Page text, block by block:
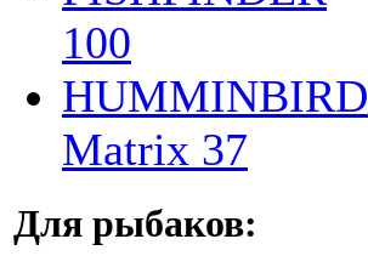
100
HUMMINBIRD
Matrix 37
Для рыбаков: